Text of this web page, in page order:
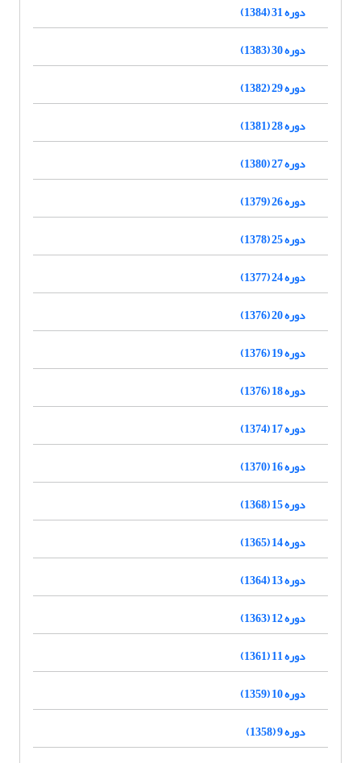
دوره 31 (1384)
دوره 30 (1383)
دوره 29 (1382)
دوره 28 (1381)
دوره 27 (1380)
دوره 26 (1379)
دوره 25 (1378)
دوره 24 (1377)
دوره 20 (1376)
دوره 19 (1376)
دوره 18 (1376)
دوره 17 (1374)
دوره 16 (1370)
دوره 15 (1368)
دوره 14 (1365)
دوره 13 (1364)
دوره 12 (1363)
دوره 11 (1361)
دوره 10 (1359)
دوره 9 (1358)